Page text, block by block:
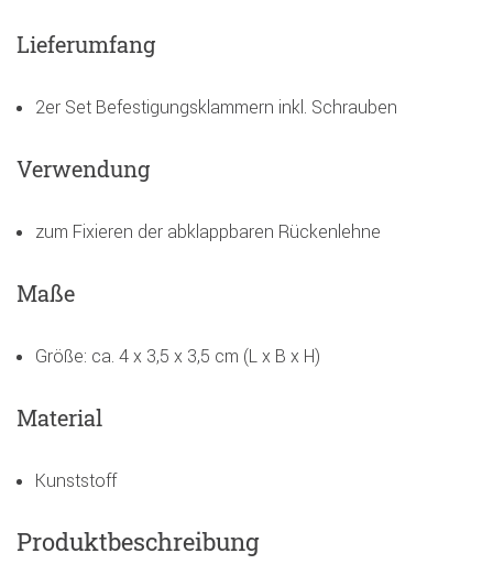
Lieferumfang
2er Set Befestigungsklammern inkl. Schrauben
Verwendung
zum Fixieren der abklappbaren Rückenlehne
Maße
Größe: ca. 4 x 3,5 x 3,5 cm (L x B x H)
Material
Kunststoff
Produktbeschreibung